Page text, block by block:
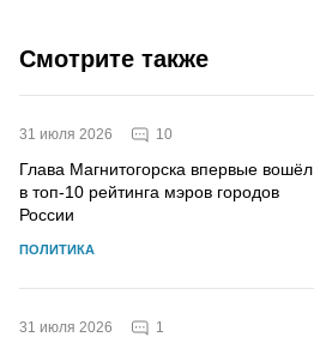
Смотрите также
31 июля 2026 10
Глава Магнитогорска впервые вошёл
в топ-10 рейтинга мэров городов
России
ПОЛИТИКА
31 июля 2026 1